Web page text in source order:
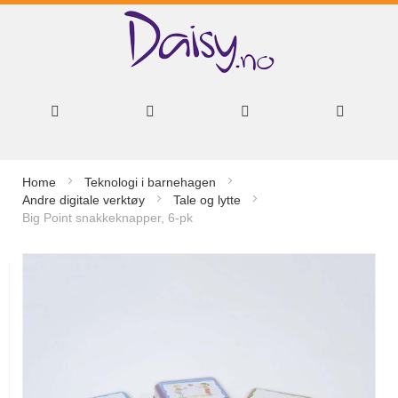
innhold
Home
Teknologi i barnehagen
Andre digitale verktøy
Tale og lytte
Big Point snakkeknapper, 6-pk